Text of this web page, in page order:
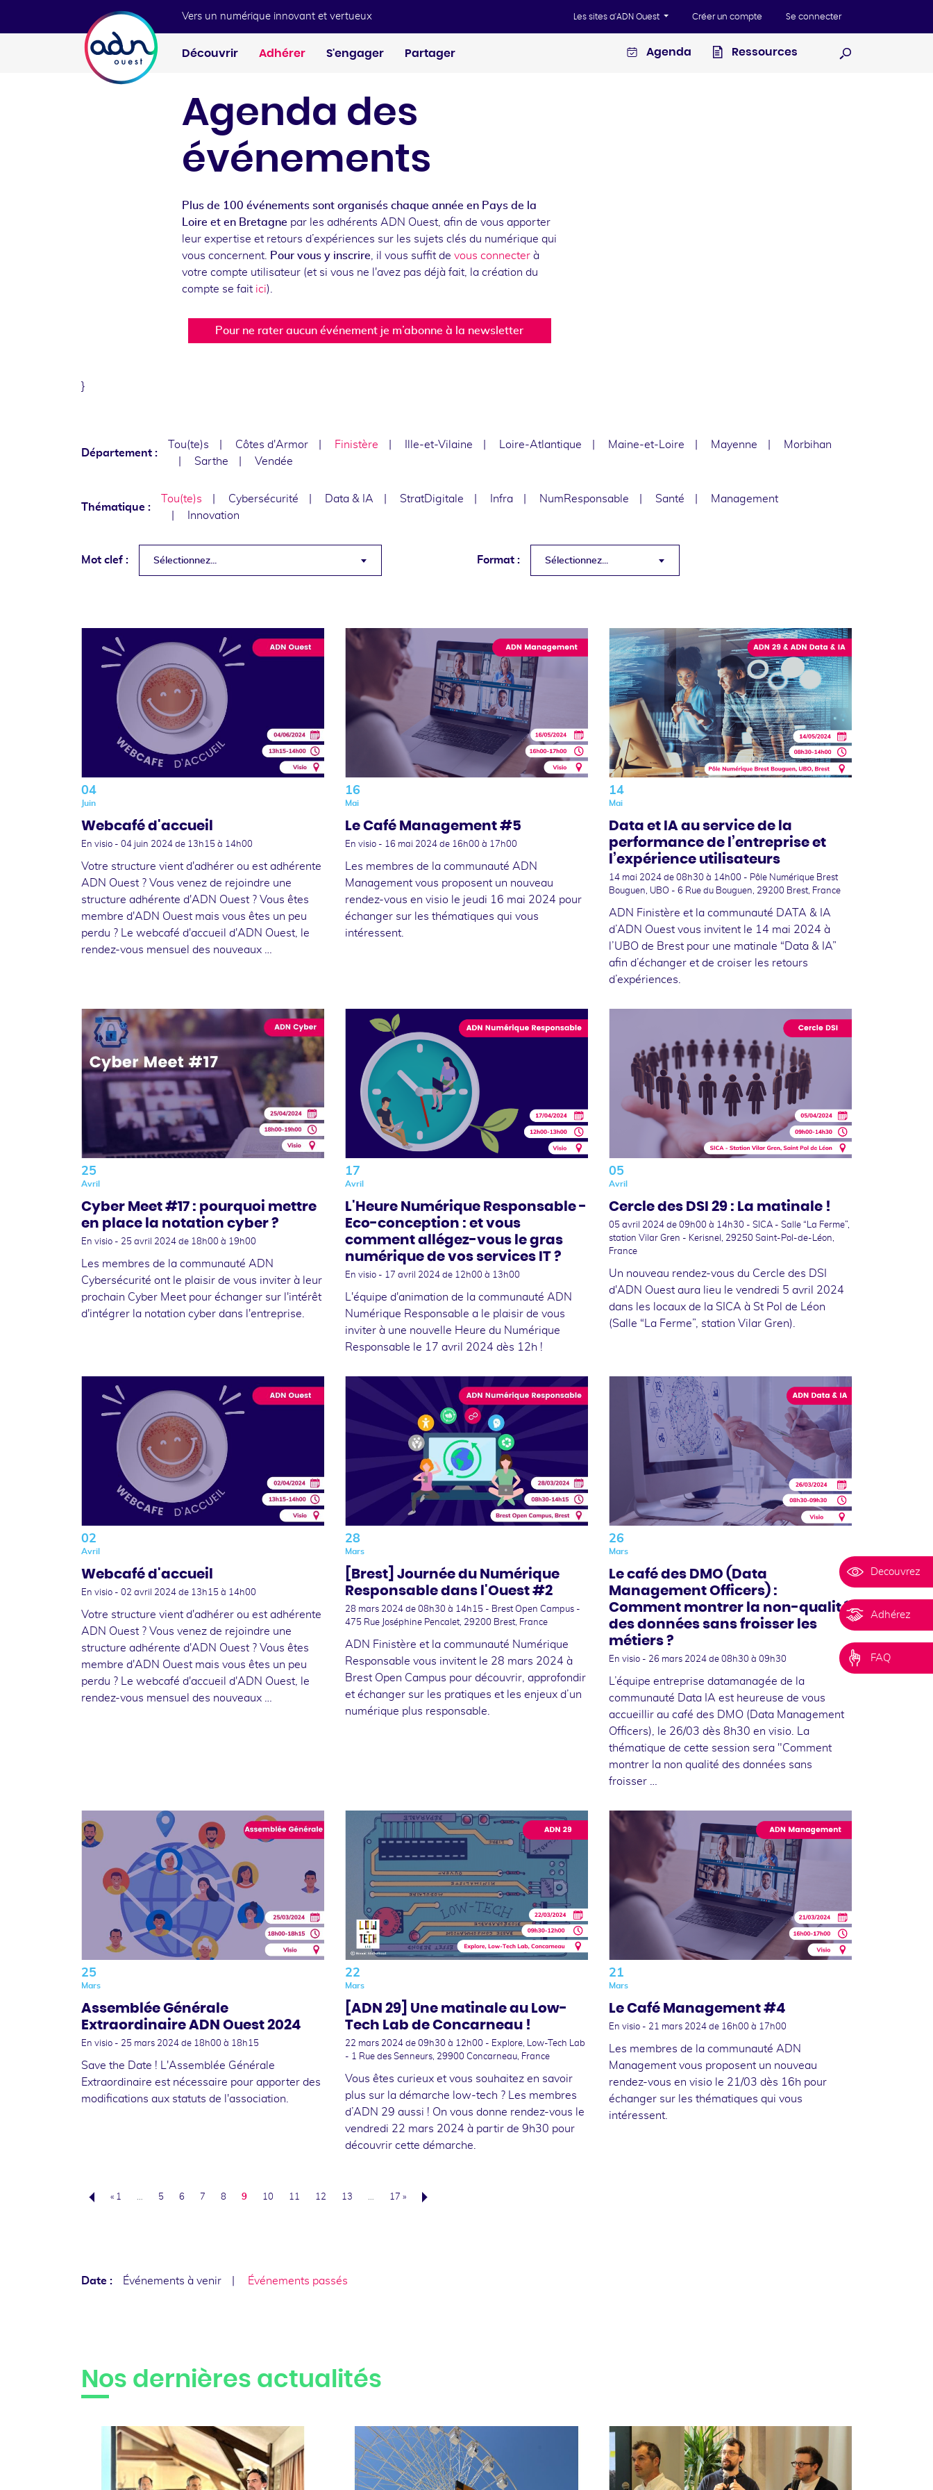
Vers un numérique innovant et vertueux Les sites d'ADN Ouest Créer un compte Se connecter
Découvrir Adhérer S'engager Partager Agenda
Ressources
Agenda des
événements
Plus de 100 événements sont organisés chaque année en Pays de la
Loire et en Bretagne par les adhérents ADN Ouest, afin de vous apporter
leur expertise et retours d’expériences sur les sujets clés du numérique qui
vous concernent. Pour vous y inscrire, il vous suffit de vous connecter à
votre compte utilisateur (et si vous ne l'avez pas déjà fait, la création du
compte se fait ici).
Pour ne rater aucun événement je m’abonne à la newsletter
}
Département :
Tou(te)s Côtes d'Armor Finistère Ille-et-Vilaine Loire-Atlantique Maine-et-Loire Mayenne
Morbihan
Sarthe
Vendée
Thématique :
Tou(te)s Cybersécurité Data & IA StratDigitale Infra NumResponsable Santé
Management
Innovation
Mot clef : Sélectionnez... Format : Sélectionnez...
04
Juin
Webcafé d'accueil
En visio - 04 juin 2024 de 13h15 à 14h00
Votre structure vient d'adhérer ou est adhérente
ADN Ouest ? Vous venez de rejoindre une
structure adhérente d'ADN Ouest ? Vous êtes
membre d'ADN Ouest mais vous êtes un peu
perdu ? Le webcafé d'accueil d'ADN Ouest, le
rendez-vous mensuel des nouveaux …
16
Mai
Le Café Management #5
En visio - 16 mai 2024 de 16h00 à 17h00
Les membres de la communauté ADN
Management vous proposent un nouveau
rendez-vous en visio le jeudi 16 mai 2024 pour
échanger sur les thématiques qui vous
intéressent.
14
Mai
Data et IA au service de la
performance de l’entreprise et
l’expérience utilisateurs
14 mai 2024 de 08h30 à 14h00 - Pôle Numérique Brest
Bouguen, UBO - 6 Rue du Bouguen, 29200 Brest, France
ADN Finistère et la communauté DATA & IA
d’ADN Ouest vous invitent le 14 mai 2024 à
l’UBO de Brest pour une matinale “Data & IA”
afin d’échanger et de croiser les retours
d’expériences.
25
Avril
Cyber Meet #17 : pourquoi mettre
en place la notation cyber ?
En visio - 25 avril 2024 de 18h00 à 19h00
Les membres de la communauté ADN
Cybersécurité ont le plaisir de vous inviter à leur
prochain Cyber Meet pour échanger sur l'intérêt
d'intégrer la notation cyber dans l'entreprise.
17
Avril
L'Heure Numérique Responsable -
Eco-conception : et vous
comment allégez-vous le gras
numérique de vos services IT ?
En visio - 17 avril 2024 de 12h00 à 13h00
L'équipe d'animation de la communauté ADN
Numérique Responsable a le plaisir de vous
inviter à une nouvelle Heure du Numérique
Responsable le 17 avril 2024 dès 12h !
05
Avril
Cercle des DSI 29 : La matinale !
05 avril 2024 de 09h00 à 14h30 - SICA - Salle “La Ferme”,
station Vilar Gren - Kerisnel, 29250 Saint-Pol-de-Léon,
France
Un nouveau rendez-vous du Cercle des DSI
d'ADN Ouest aura lieu le vendredi 5 avril 2024
dans les locaux de la SICA à St Pol de Léon
(Salle “La Ferme”, station Vilar Gren).
02
Avril
Webcafé d'accueil
En visio - 02 avril 2024 de 13h15 à 14h00
Votre structure vient d'adhérer ou est adhérente
ADN Ouest ? Vous venez de rejoindre une
structure adhérente d'ADN Ouest ? Vous êtes
membre d'ADN Ouest mais vous êtes un peu
perdu ? Le webcafé d'accueil d'ADN Ouest, le
rendez-vous mensuel des nouveaux …
28
Mars
[Brest] Journée du Numérique
Responsable dans l'Ouest #2
28 mars 2024 de 08h30 à 14h15 - Brest Open Campus -
475 Rue Joséphine Pencalet, 29200 Brest, France
​​​​​​​ADN Finistère et la communauté Numérique
Responsable vous invitent le 28 mars 2024 à
Brest Open Campus pour découvrir, approfondir
et échanger sur les pratiques et les enjeux d’un
numérique plus responsable.
26
Mars
Le café des DMO (Data
Management Officers) :
Comment montrer la non-qualité
des données sans froisser les
métiers ?
En visio - 26 mars 2024 de 08h30 à 09h30
L’équipe entreprise datamanagée de la
communauté Data IA est heureuse de vous
accueillir au café des DMO (Data Management
Officers), le 26/03 dès 8h30 en visio. La
thématique de cette session sera "Comment
montrer la non qualité des données sans
froisser …
25
Mars
Assemblée Générale
Extraordinaire ADN Ouest 2024
En visio - 25 mars 2024 de 18h00 à 18h15
Save the Date ! L'Assemblée Générale
Extraordinaire est nécessaire pour apporter des
modifications aux statuts de l'association.
22
Mars
[ADN 29] Une matinale au Low-
Tech Lab de Concarneau !
22 mars 2024 de 09h30 à 12h00 - Explore, Low-Tech Lab
- 1 Rue des Senneurs, 29900 Concarneau, France
Vous êtes curieux et vous souhaitez en savoir
plus sur la démarche low-tech ? Les membres
d’ADN 29 aussi ! On vous donne rendez-vous le
vendredi 22 mars 2024 à partir de 9h30 pour
découvrir cette démarche.
21
Mars
Le Café Management #4
En visio - 21 mars 2024 de 16h00 à 17h00
Les membres de la communauté ADN
Management vous proposent un nouveau
rendez-vous en visio le 21/03 dès 16h pour
échanger sur les thématiques qui vous
intéressent.
Précédent
« 1 … 5 6 7 8 9 10 11 12 13 … 17 »
Date : Événements à venir Événements passés
Decouvrez
Adhérez
FAQ
Nos dernières actualités